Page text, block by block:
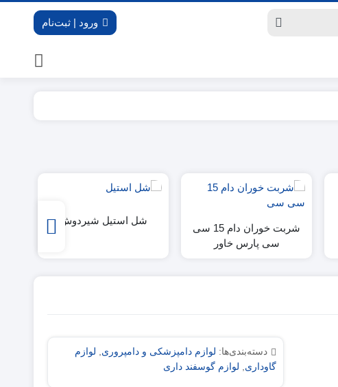
شربت خوران دام 15 سی
سی پارس خاور
شل استیل شیردوش
دسته‌بندی‌ها: لوازم دامپزشکی و دامپروری
لوازم
گاوداری
لوازم گوسفند داری